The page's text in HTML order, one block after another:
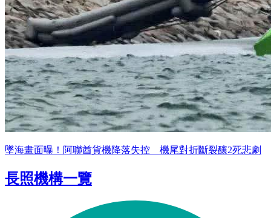
墜海畫面曝！阿聯酋貨機降落失控 機尾對折斷裂釀2死悲劇
長照機構一覽